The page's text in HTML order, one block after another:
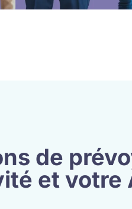
de
et votre